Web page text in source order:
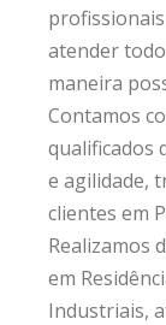
atender
maneira
Contamos
qualificados
e agilidade,
clientes em
Realizamos
em
Industriais,